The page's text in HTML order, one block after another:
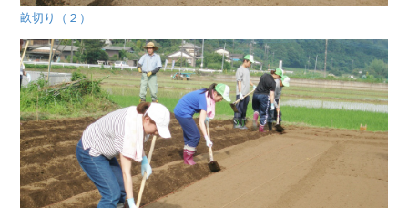
畝切り（２）